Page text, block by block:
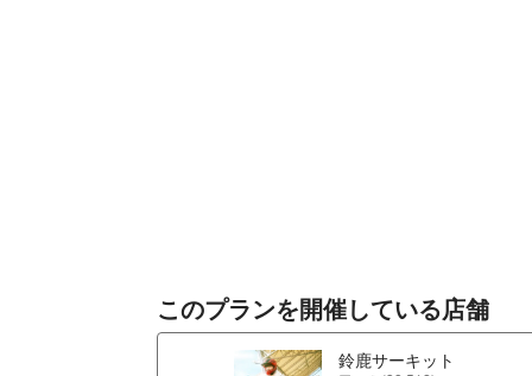
このプランを開催している店舗
鈴鹿サーキット